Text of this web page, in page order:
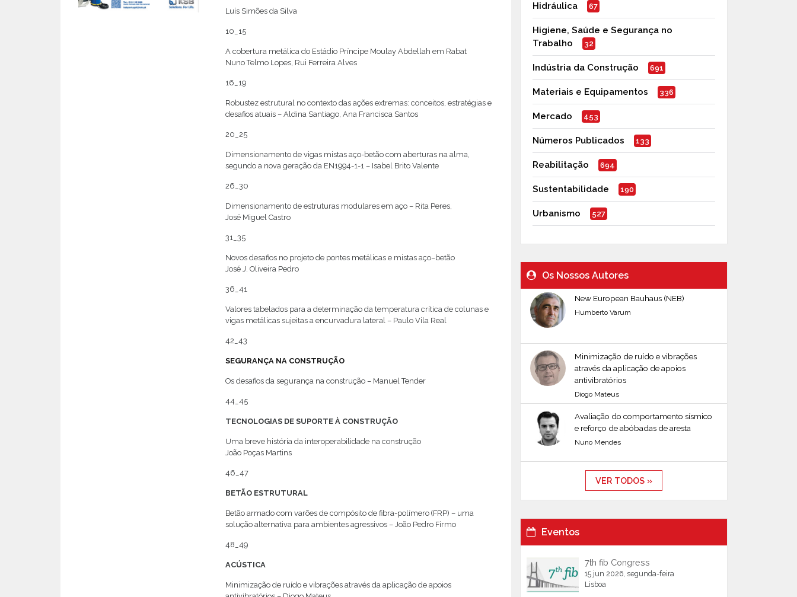
Luís Simões da Silva
10_15
A cobertura metálica do Estádio Príncipe Moulay Abdellah em Rabat
Nuno Telmo Lopes, Rui Ferreira Alves
16_19
Robustez estrutural no contexto das ações extremas: conceitos, estratégias e
desafios atuais – Aldina Santiago, Ana Francisca Santos
20_25
Dimensionamento de vigas mistas aço-betão com aberturas na alma,
segundo a nova geração da EN1994-1-1 – Isabel Brito Valente
26_30
Dimensionamento de estruturas modulares em aço – Rita Peres,
José Miguel Castro
31_35
Novos desafios no projeto de pontes metálicas e mistas aço–betão
José J. Oliveira Pedro
36_41
Valores tabelados para a determinação da temperatura crítica de colunas e
vigas metálicas sujeitas a encurvadura lateral – Paulo Vila Real
42_43
SEGURANÇA NA CONSTRUÇÃO
Os desafios da segurança na construção – Manuel Tender
44_45
TECNOLOGIAS DE SUPORTE À CONSTRUÇÃO
Uma breve história da interoperabilidade na construção
João Poças Martins
46_47
BETÃO ESTRUTURAL
Betão armado com varões de compósito de fibra-polímero (FRP) – uma
solução alternativa para ambientes agressivos – João Pedro Firmo
48_49
ACÚSTICA
Minimização de ruído e vibrações através da aplicação de apoios
Hidráulica 67
Higiene, Saúde e Segurança no
Trabalho
32
Indústria da Construção 691
Materiais e Equipamentos 336
Mercado 453
Números Publicados 133
Reabilitação 694
Sustentabilidade 190
Urbanismo 527
Os Nossos Autores
New European Bauhaus (NEB)
Humberto Varum
Minimização de ruído e vibrações
através da aplicação de apoios
antivibratórios
Diogo Mateus
Avaliação do comportamento sísmico
e reforço de abóbadas de aresta
Nuno Mendes
VER TODOS »
Eventos
7th fib Congress
15 jun 2026, segunda-feira
Lisboa